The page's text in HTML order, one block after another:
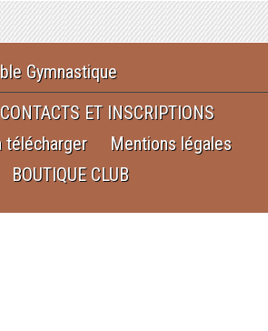
Gymnastique
CONTACTS ET INSCRIPTIONS
télécharger
Mentions légales
BOUTIQUE CLUB